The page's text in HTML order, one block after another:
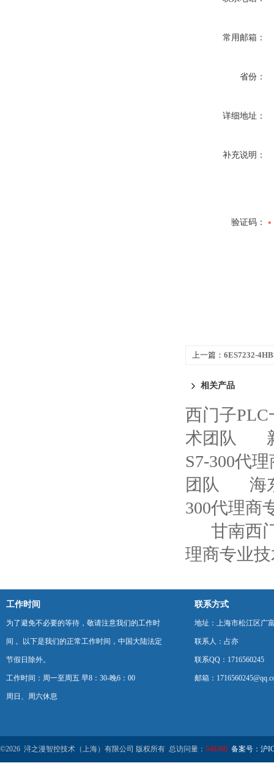
常用邮箱：
省份：
详细地址：
补充说明：
验证码：
上一篇： 6ES7232-
相关产品
西门子
术团队
S7-300代
团队
海
300代理商
甘南西
理商专业
工作时间
为了避免不必要的等待，敬请注意我们的工作时
间 。以下是我们的正常工作时间，中国大陆法定
节假日除外。
工作时间：周一至周五 早8：30-晚6：00
周日、周六休息
联系方式
地址：上海市松江区广
联系人：占亦
联系QQ：1716560245
邮箱：
©2026 浔之漫智控技术（上海）有限公司 版权所有 总访问量： 548300 备案号：沪